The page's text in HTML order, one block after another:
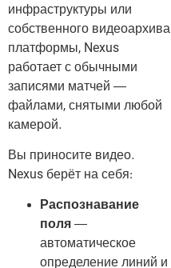
инфраструктуры или
собственного видеоархива
платформы, Nexus
работает с обычными
записями матчей —
файлами, снятыми любой
камерой.
Вы приносите видео.
Nexus берёт на себя:
Распознавание
поля —
автоматическое
определение линий и